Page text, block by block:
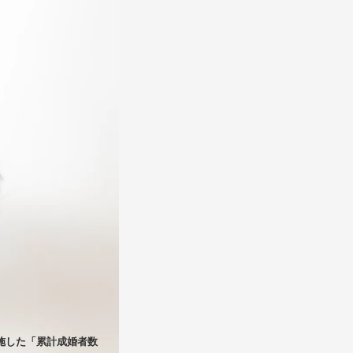
した「累計成婚者数